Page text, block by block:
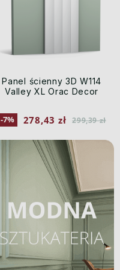
Panel ścienny 3D W114
Valley XL Orac Decor
-7% 278,43 zł 299,39 zł